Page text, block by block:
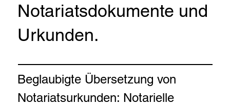
Notariatsdokumente und
Urkunden.
Beglaubigte Übersetzung von
Notariatsurkunden: Notarielle